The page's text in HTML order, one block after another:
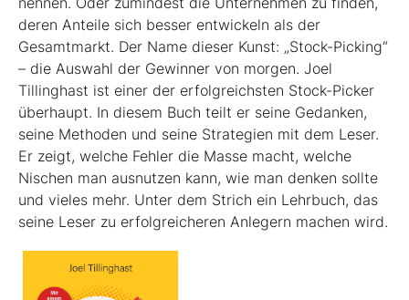
deren Anteile sich besser entwickeln als der
Gesamtmarkt. Der Name dieser Kunst: „Stock-Picking“
– die Auswahl der Gewinner von morgen. Joel
Tillinghast ist einer der erfolgreichsten Stock-Picker
überhaupt. In diesem Buch teilt er seine Gedanken,
seine Methoden und seine Strategien mit dem Leser.
Er zeigt, welche Fehler die Masse macht, welche
Nischen man ausnutzen kann, wie man denken sollte
und vieles mehr. Unter dem Strich ein Lehrbuch, das
seine Leser zu erfolgreicheren Anlegern machen wird.